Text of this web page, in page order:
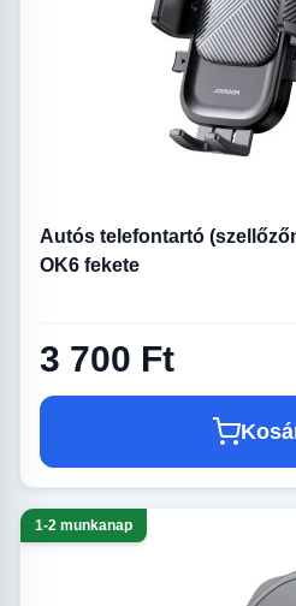
Autós telefontartó
OK6 fekete
3 700 Ft
1-2 munkanap